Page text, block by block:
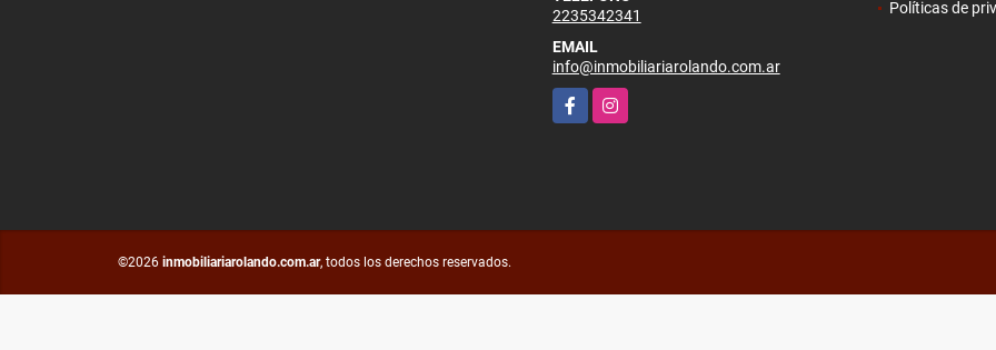
2235342341
EMAIL
info@inmobiliariarolando.com.ar
FacebookInstagram
Políticas de
©2026 inmobiliariarolando.com.ar, todos los derechos reservados.